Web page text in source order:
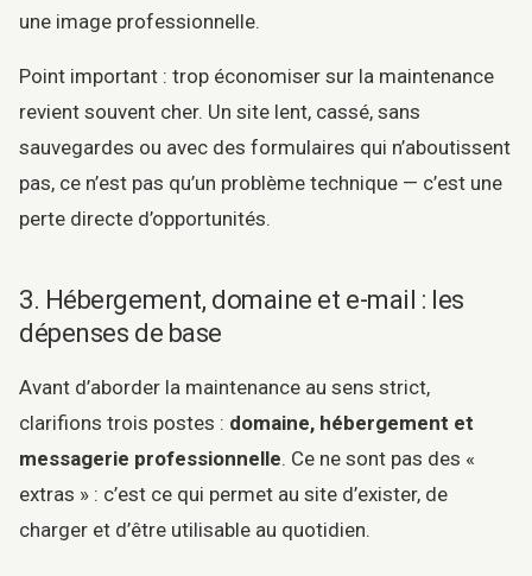
une image professionnelle.
Point important : trop économiser sur la maintenance
revient souvent cher. Un site lent, cassé, sans
sauvegardes ou avec des formulaires qui n’aboutissent
pas, ce n’est pas qu’un problème technique — c’est une
perte directe d’opportunités.
3. Hébergement, domaine et e-mail : les
dépenses de base
Avant d’aborder la maintenance au sens strict,
clarifions trois postes : domaine, hébergement et
messagerie professionnelle. Ce ne sont pas des «
extras » : c’est ce qui permet au site d’exister, de
charger et d’être utilisable au quotidien.